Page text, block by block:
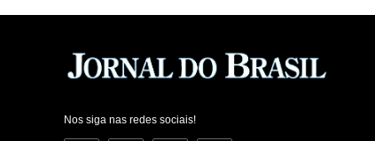
Nos siga nas redes sociais!